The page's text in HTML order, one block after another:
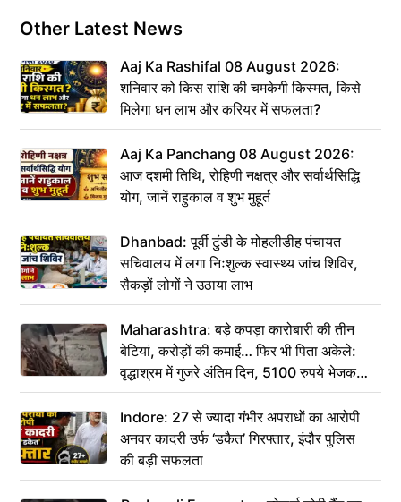
Other Latest News
Aaj Ka Rashifal 08 August 2026:
शनिवार को किस राशि की चमकेगी किस्मत, किसे
मिलेगा धन लाभ और करियर में सफलता?
Aaj Ka Panchang 08 August 2026:
आज दशमी तिथि, रोहिणी नक्षत्र और सर्वार्थसिद्धि
योग, जानें राहुकाल व शुभ मुहूर्त
Dhanbad: पूर्वी टुंडी के मोहलीडीह पंचायत
सचिवालय में लगा निःशुल्क स्वास्थ्य जांच शिविर,
सैकड़ों लोगों ने उठाया लाभ
Maharashtra: बड़े कपड़ा कारोबारी की तीन
बेटियां, करोड़ों की कमाई… फिर भी पिता अकेले:
वृद्धाश्रम में गुजरे अंतिम दिन, 5100 रुपये भेजकर
कहा– अंतिम संस्कार कर दीजिए हम नहीं आ पाएंगे
Indore: 27 से ज्यादा गंभीर अपराधों का आरोपी
अनवर कादरी उर्फ ‘डकैत’ गिरफ्तार, इंदौर पुलिस
की बड़ी सफलता